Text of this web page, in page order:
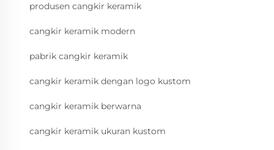
produsen cangkir keramik
cangkir keramik modern
pabrik cangkir keramik
cangkir keramik dengan logo kustom
cangkir keramik berwarna
cangkir keramik ukuran kustom